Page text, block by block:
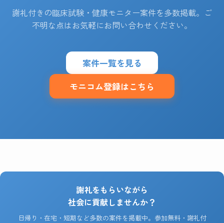
謝礼付きの臨床試験・健康モニター案件を多数掲載。ご
不明な点はお気軽にお問い合わせください。
案件一覧を見る
モニコム登録はこちら
謝礼をもらいながら
社会に貢献しませんか？
日帰り・在宅・短期など多数の案件を掲載中。参加無料・謝礼付